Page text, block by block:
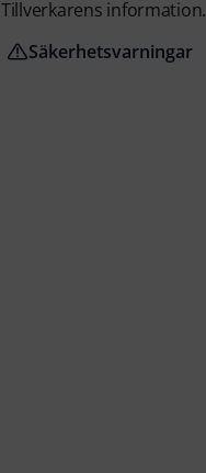
Tillverkarens information.
Säkerhetsvarningar